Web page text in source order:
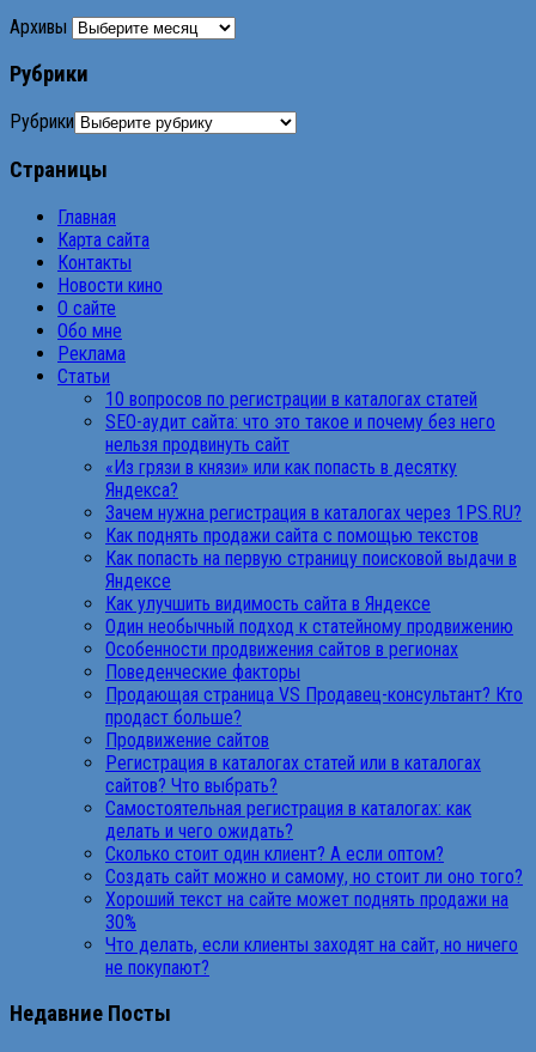
Архивы
Рубрики
Рубрики
Страницы
Главная
Карта сайта
Контакты
Новости кино
О сайте
Обо мне
Реклама
Статьи
10 вопросов по регистрации в каталогах статей
SEO-аудит сайта: что это такое и почему без него
нельзя продвинуть сайт
«Из грязи в князи» или как попасть в десятку
Яндекса?
Зачем нужна регистрация в каталогах через 1PS.RU?
Как поднять продажи сайта с помощью текстов
Как попасть на первую страницу поисковой выдачи в
Яндексе
Как улучшить видимость сайта в Яндексе
Один необычный подход к статейному продвижению
Особенности продвижения сайтов в регионах
Поведенческие факторы
Продающая страница VS Продавец-консультант? Кто
продаст больше?
Продвижение сайтов
Регистрация в каталогах статей или в каталогах
сайтов? Что выбрать?
Самостоятельная регистрация в каталогах: как
делать и чего ожидать?
Сколько стоит один клиент? А если оптом?
Создать сайт можно и самому, но стоит ли оно того?
Хороший текст на сайте может поднять продажи на
30%
Что делать, если клиенты заходят на сайт, но ничего
не покупают?
Недавние Посты